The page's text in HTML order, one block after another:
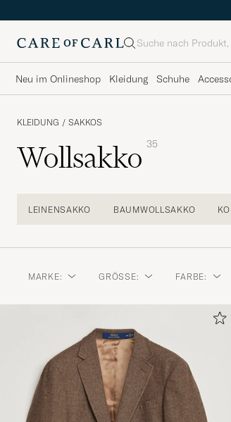
Suche
Neu im Onlineshop Kleidung Schuhe
KLEIDUNG / SAKKOS
Wollsakko 35
LEINENSAKKO BAUMWOLLSAKKO
MARKE: GRÖSSE: FARBE: